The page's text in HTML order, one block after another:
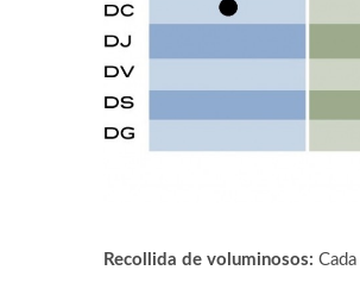
Recollida de voluminosos: Cada